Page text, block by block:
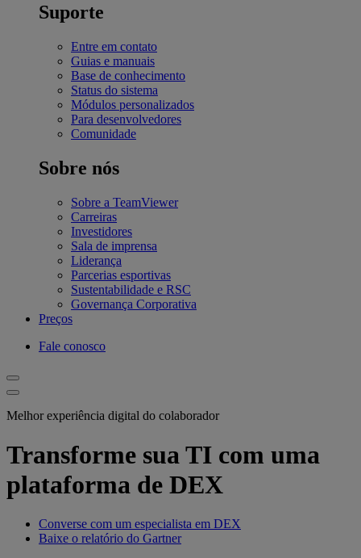
Suporte
Entre em contato
Guias e manuais
Base de conhecimento
Status do sistema
Módulos personalizados
Para desenvolvedores
Comunidade
Sobre nós
Sobre a TeamViewer
Carreiras
Investidores
Sala de imprensa
Liderança
Parcerias esportivas
Sustentabilidade e RSC
Governança Corporativa
Preços
Fale conosco
Melhor experiência digital do colaborador
Transforme sua TI com uma
plataforma de DEX
Converse com um especialista em DEX
Baixe o relatório do Gartner